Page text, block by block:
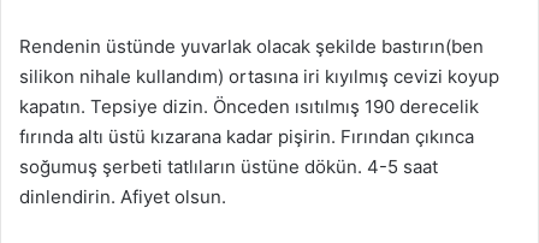
Rendenin üstünde yuvarlak olacak şekilde bastırın(ben
silikon nihale kullandım) ortasına iri kıyılmış cevizi koyup
kapatın. Tepsiye dizin. Önceden ısıtılmış 190 derecelik
fırında altı üstü kızarana kadar pişirin. Fırından çıkınca
soğumuş şerbeti tatlıların üstüne dökün. 4-5 saat
dinlendirin. Afiyet olsun.